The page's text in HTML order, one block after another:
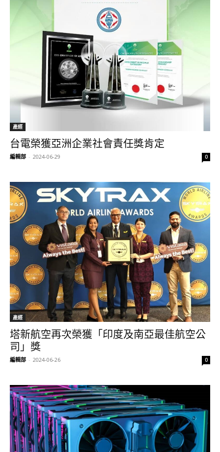
產經
台電榮獲亞洲企業社會責任獎肯定
編輯部 - 2024-06-29 0
產經
塔新航空再次榮獲「印度及南亞最佳航空公
司」獎
編輯部 - 2024-06-26 0